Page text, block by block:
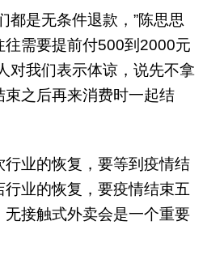
都是无条件退款，”陈思思
需要提前付500到2000元
对我们表示体谅，说先不拿
束之后再来消费时一起结
业的恢复，要等到疫情结
业的恢复，要疫情结束五
接触式外卖会是一个重要